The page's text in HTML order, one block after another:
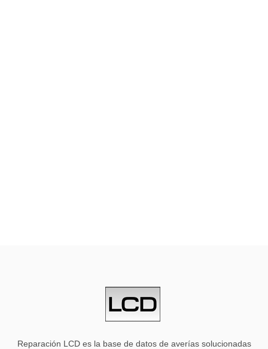
Reparación LCD es la base de datos de averías solucionadas